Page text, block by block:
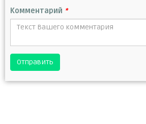
Комментарий *
Отправить